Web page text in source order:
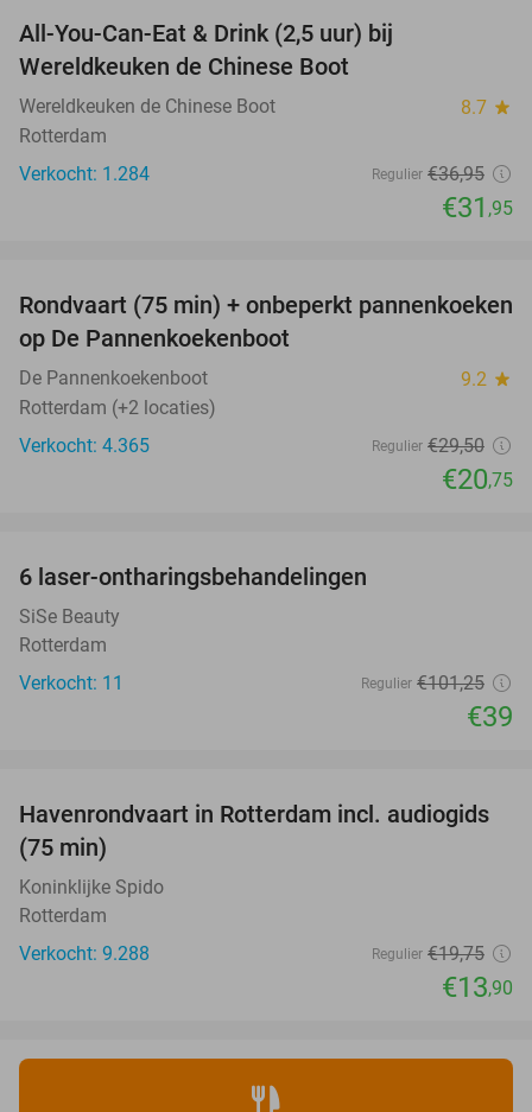
All-You-Can-Eat & Drink (2,5 uur) bij
Wereldkeuken de Chinese Boot
Wereldkeuken de Chinese Boot 8.7 star
Rotterdam
Verkocht: 1.284
Regulier €36,95
€31 ,95
30%
Rondvaart (75 min) + onbeperkt pannenkoeken
op De Pannenkoekenboot
De Pannenkoekenboot 9.2 star
Rotterdam (+2 locaties)
Verkocht: 4.365
Regulier €29,50
€20,75
6 laser-ontharingsbehandelingen
SiSe Beauty
Rotterdam
Verkocht: 11
Regulier €101,25
€39
30%
Havenrondvaart in Rotterdam incl. audiogids
(75 min)
Koninklijke Spido
Rotterdam
Verkocht: 9.288
Regulier €19,75
€13,90